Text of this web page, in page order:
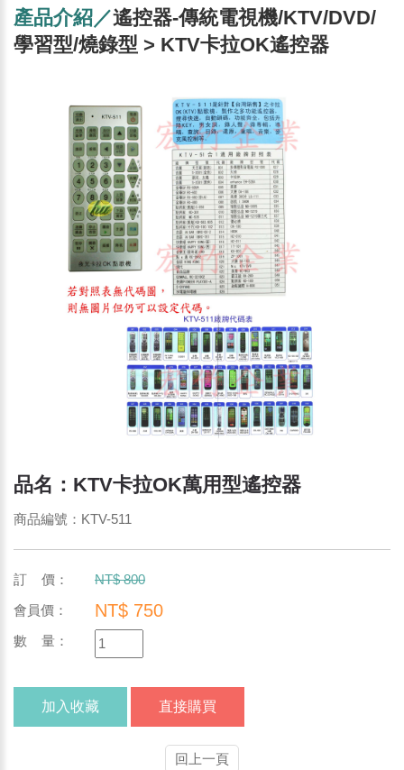
產品介紹／遙控器-傳統電視機/KTV/DVD/
學習型/燒錄型 > KTV卡拉OK遙控器
品名：KTV卡拉OK萬用型遙控器
商品編號：KTV-511
訂 價：
NT$ 800
會員價：
NT$ 750
數 量：
加入收藏 直接購買
回上一頁